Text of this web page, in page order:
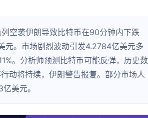
空袭伊朗导致比特币在90分钟内下跌
元。市场剧烈波动引发4.2784亿美元多
。分析师预测比特币可能反弹，历史数
动将持续，伊朗警告报复。部分市场人
美元。